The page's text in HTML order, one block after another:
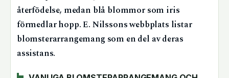
återfödelse, medan blå blommor som iris
förmedlar hopp. E. Nilssons webbplats listar
blomsterarrangemang som en del av deras
assistans.